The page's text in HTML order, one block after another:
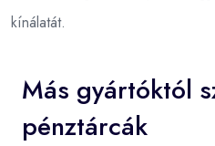
kínálatát.
Más gyártóktól
pénztárcák